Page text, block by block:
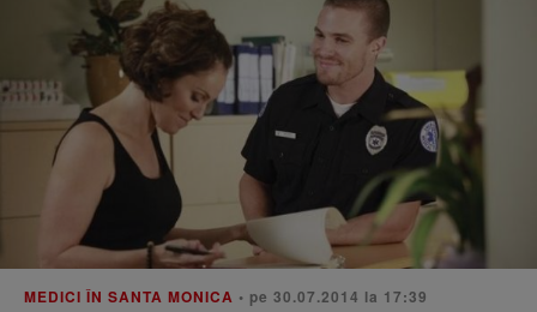
MEDICI ÎN SANTA MONICA • pe 30.07.2014 la 17:39